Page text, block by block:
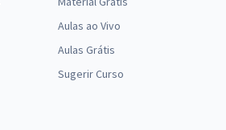
Aulas ao Vivo
Aulas Grátis
Sugerir Curso